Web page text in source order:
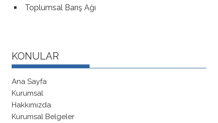
Toplumsal Barış Ağı
KONULAR
Ana Sayfa
Kurumsal
Hakkımızda
Kurumsal Belgeler